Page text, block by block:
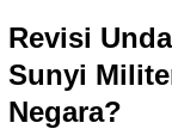
Revisi
Sunyi
Negara?